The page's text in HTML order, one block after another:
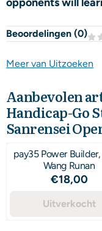
Beoordelingen (0)
Meer van Uitzoeken
Aanbevolen
Handicap-Go
Sanrensei
pay35 Power
Wang Runan
Prijs:
€18,00
Uitverkocht